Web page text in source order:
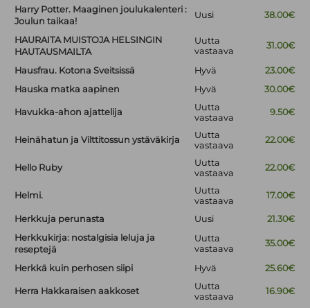
Harry Potter. Maaginen joulukalenteri :
Joulun taikaa!
Uusi 38.00€
HAURAITA MUISTOJA HELSINGIN
HAUTAUSMAILTA
Uutta
vastaava
31.00€
Hausfrau. Kotona Sveitsissä Hyvä
23.00€
Hauska matka aapinen
Hyvä 30.00€
Havukka-ahon ajattelija
Uutta
vastaava
9.50€
Heinähatun ja Vilttitossun ystäväkirja
Uutta
vastaava
22.00€
Hello Ruby
Uutta
vastaava
22.00€
Helmi.
Uutta
vastaava
17.00€
Herkkuja perunasta Uusi
21.30€
Herkkukirja: nostalgisia leluja ja
reseptejä
Uutta
vastaava
35.00€
Herkkä kuin perhosen siipi Hyvä 25.60€
Herra Hakkaraisen aakkoset
Uutta
vastaava
16.90€